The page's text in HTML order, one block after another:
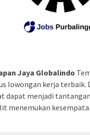
Jaya Globalindo
lowongan kerja terbaik.
dapat menjadi
menemukan